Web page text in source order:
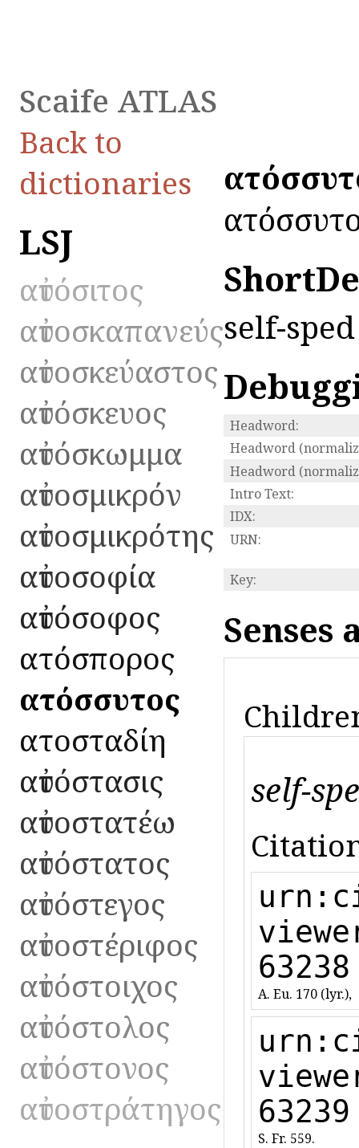
Scaife ATLAS
Back to
dictionaries
LSJ
αὐτόσιτος
αὐτοσκαπανεύς
αὐτοσκεύαστος
αὐτόσκευος
αὐτόσκωμμα
αὐτοσμικρόν
αὐτοσμικρότης
αὐτοσοφία
αὐτόσοφος
αὐτόσπορος
αὐτόσσυτος
αὐτοσταδίη
αὐτόστασις
αὐτοστατέω
αὐτόστατος
αὐτόστεγος
αὐτοστέριφος
αὐτόστοιχος
αὐτόστολος
αὐτόστονος
αὐτοστράτηγος
self-sped
Headword:
Headword
Headword
Intro Text:
IDX:
URN:
Key:
Senses
self-
63238
A. Eu. 170 (lyr.),
63239
S. Fr. 559.